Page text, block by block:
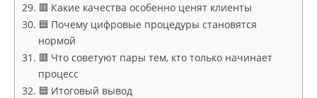
🟥 Какие качества особенно ценят клиенты
🟦 Почему цифровые процедуры становятся
нормой
🟥 Что советуют пары тем, кто только начинает
процесс
🟦 Итоговый вывод